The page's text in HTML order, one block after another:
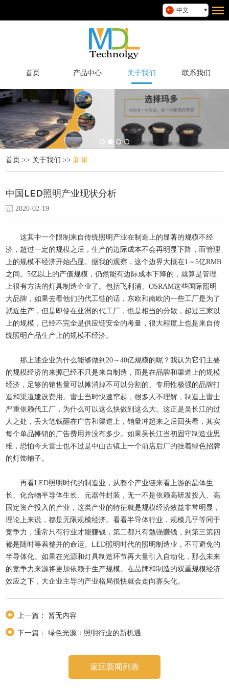
中文
首页 产品中心 关于我们 联系我们
首页 >> 关于我们 >> 新闻
中国LED照明产业现状分析
2020-02-19
这其中一个限制来自传统照明产业在制造上的显著的规模不经
济，超过一定的规模之后，生产的边际成本不会再明显下降，而管理
上的规模不经济开始凸显。据我的观察，这个边界大概在1～5亿RMB
之间。5亿以上的产值规模，仍然能有边际成本下降的，就算是管理
上很有方法的灯具制造企业了。包括飞利浦、OSRAM这些国际照明
大品牌，如果去看他们的代工链的话，东欧和南欧的一些工厂是为了
就近生产，但是即使在亚洲的代工厂，也是相当的分散，超过三家以
上的规模，已经不完全是供应链安全的考量，很大程度上也是来自传
统照明产品生产上的规模不经济。
那上述企业为什么能够做到20～40亿规模的呢？我认为它们主要
的规模经济的来源已经不只是来自制造，而是在品牌和渠道上的规模
经济，足够的销售量可以摊消掉不可以分割的、专用性极强的品牌打
造和渠道建设费用。雷士当时快速窜起，很多人不理解，制造上雷士
严重依赖代工厂，为什么可以这么快做到这么大。这正是吴长江的过
人之处，丢大笔钱砸在广告和渠道上，销量冲起来之后回头看，其实
每个单品摊销的广告费用并没有多少。如果吴长江当初固守制造业思
维，恐怕今天雷士也不过是中山古镇上一个前店后厂的挂着绿色招牌
的灯饰铺子。
再看LED照明时代的制造业，从整个产业链来看上游的晶体生
长、化合物半导体生长、元器件封装，无一不是依赖高研发投入、高
固定资产投入的产业，这类产业的特征就是规模经济效益非常明显，
理论上来说，都是无限规模经济。看看半导体行业，规模几乎等同于
竞争力，通常只有行业才能赚钱，第二都只有勉强赚钱，到第三第四
都是随时等着整并的命运。LED照明时代的照明制造业，不可避免的
半导体化。如果在光源和灯具制造环节再大量引入自动化，那么未来
的竞争力来源将更加依赖于生产规模。在品牌和制造的双重规模经济
效应之下，大企业主导的产业格局很快就会走向寡头化。
上一篇： 暂无内容
下一篇： 绿色光源：照明行业的新机遇
返回新闻列表